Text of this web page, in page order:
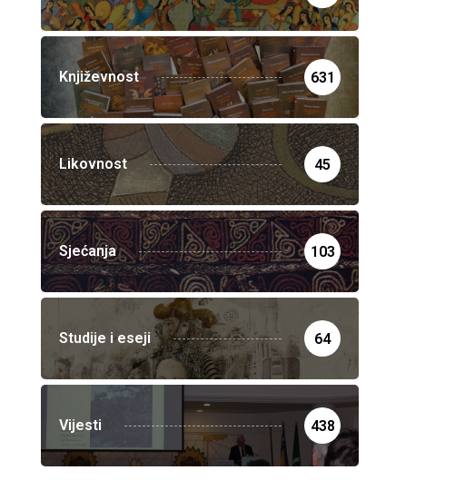
Književnost 631
Likovnost 45
Sjećanja 103
Studije i eseji 64
Vijesti 438